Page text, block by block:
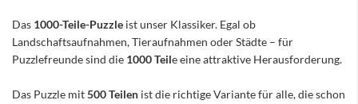
Das 1000-Teile-Puzzle ist unser Klassiker. Egal ob
Landschaftsaufnahmen, Tieraufnahmen oder Städte – für
Puzzlefreunde sind die 1000 Teile eine attraktive Herausforderung.
Das Puzzle mit500 Teilen ist die richtige Variante für alle, die schon